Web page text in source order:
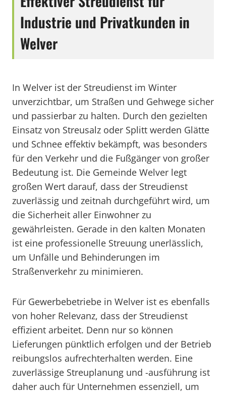
Industrie und Privatkunden in
Welver
In Welver ist der Streudienst im Winter
unverzichtbar, um Straßen und Gehwege sicher
und passierbar zu halten. Durch den gezielten
Einsatz von Streusalz oder Splitt werden Glätte
und Schnee effektiv bekämpft, was besonders
für den Verkehr und die Fußgänger von großer
Bedeutung ist. Die Gemeinde Welver legt
großen Wert darauf, dass der Streudienst
zuverlässig und zeitnah durchgeführt wird, um
die Sicherheit aller Einwohner zu
gewährleisten. Gerade in den kalten Monaten
ist eine professionelle Streuung unerlässlich,
um Unfälle und Behinderungen im
Straßenverkehr zu minimieren.
Für Gewerbebetriebe in Welver ist es ebenfalls
von hoher Relevanz, dass der Streudienst
effizient arbeitet. Denn nur so können
Lieferungen pünktlich erfolgen und der Betrieb
reibungslos aufrechterhalten werden. Eine
zuverlässige Streuplanung und -ausführung ist
daher auch für Unternehmen essenziell, um